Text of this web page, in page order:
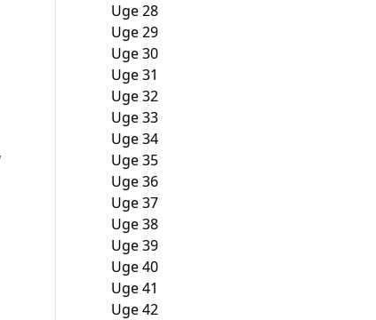
Uge 28
Uge 29
Uge 30
Uge 31
Uge 32
Uge 33
Uge 34
Uge 35
Uge 36
Uge 37
Uge 38
Uge 39
Uge 40
Uge 41
Uge 42